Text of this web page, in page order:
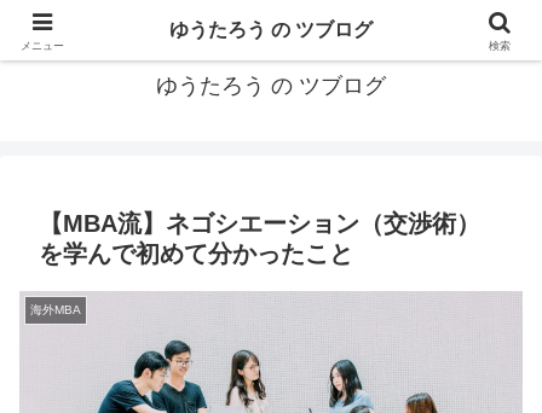
カリフォルニアMBA卒40代がMBA・キャリアとEコマースについて発信
ゆうたろう の ツブログ
【MBA流】ネゴシエーション（交渉術）
を学んで初めて分かったこと
海外MBA
メニュー
ゆうたろう の ツブログ
検索